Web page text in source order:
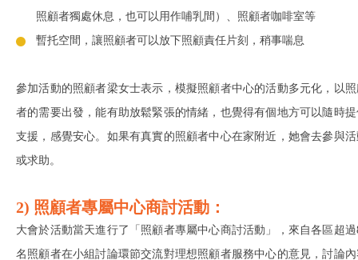
照顧者獨處休息，也可以用作哺乳間）、照顧者咖啡室等
暫托空間，讓照顧者可以放下照顧責任片刻，稍事喘息
參加活動的照顧者梁女士表示，模擬照顧者中心的活動多元化，以
者的需要出發，能有助放鬆緊張的情緒，也覺得有個地方可以隨時
支援，感覺安心。如果有真實的照顧者中心在家附近，她會去參與
或求助。
2) 照顧者專屬中心商討活動：
大會於活動當天進行了「照顧者專屬中心商討活動」，來自各區超過
名照顧者在小組討論環節交流對理想照顧者服務中心的意見，討論